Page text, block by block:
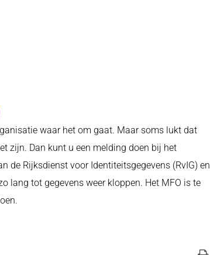
waar het om gaat. Maar soms lukt dat
zijn. Dan kunt u een melding doen bij het
de Rijksdienst voor Identiteitsgegevens (RvIG) en
lang tot gegevens weer kloppen. Het MFO is te